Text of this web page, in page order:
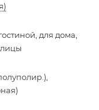
для дома,